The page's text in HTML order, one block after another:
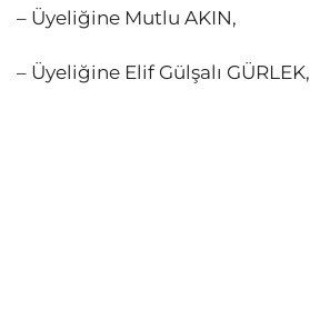
– Üyeliğine Mutlu AKIN,
– Üyeliğine Elif Gülşalı GÜRLEK,